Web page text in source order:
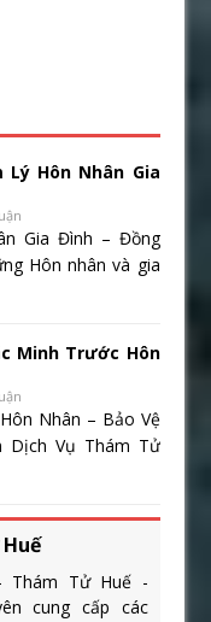
Lý Hôn Nhân Gia
Gia Đình – Đồng
Hôn nhân và gia
Minh Trước Hôn
Nhân – Bảo Vệ
Dịch Vụ Thám Tử
Thám Tử Huế -
cung cấp các